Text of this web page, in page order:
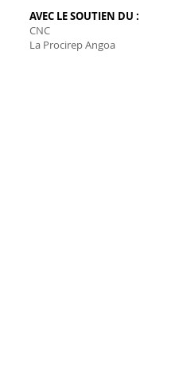
AVEC LE SOUTIEN DU :
CNC
La Procirep Angoa